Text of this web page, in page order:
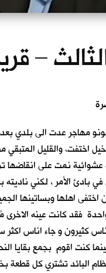
الثالث –
مهاجر عدت الى
اختفت، والقليل
نمت على انقاضها
بادئ الأمر ، لكني
اهلها وبساتينها
واحدة فقد كانت عينه
كثيرون و جاء اناس
كنت اقوم بجمع بقايا
البائد تشتري كل قطعة